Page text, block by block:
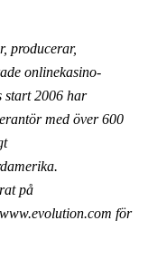
producerar,
onlinekasino-
start 2006 har
med över 600
på
för